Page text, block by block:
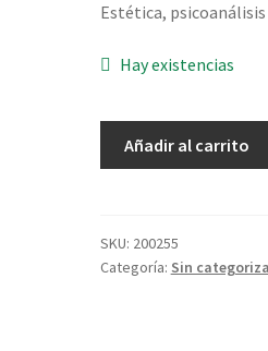
Estética,
Hay existencias
-
Wittgenstein,
Añadir al carrito
SKU: 200255
Categoría: Sin